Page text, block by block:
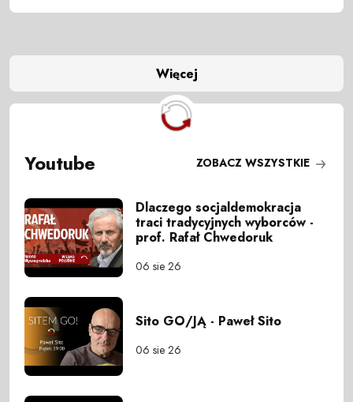
Youtube ZOBACZ WSZYSTKIE
Dlaczego socjaldemokracja
traci tradycyjnych wyborców -
prof. Rafał Chwedoruk
06 sie 26
Sito GO/JĄ - Paweł Sito
06 sie 26
Więcej